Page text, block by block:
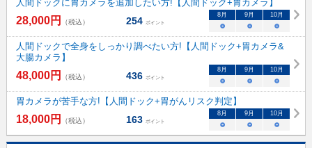
人間ドックに胃カメラを追加したい方!【人間ドック+胃カメラ】
28,000円 （税込） 254 ポイント
8 月 9 月 10月
○ ○ ○
人間ドックで全身をしっかり調べたい方!【人間ドック+胃カメラ&
大腸カメラ】
48,000円 （税込） 436 ポイント
8 月 9 月 10月
○ ○ ○
胃カメラが苦手な方!【人間ドック+胃がんリスク判定】
18,000円 （税込） 163 ポイント
8 月 9 月 10月
○ ○ ○